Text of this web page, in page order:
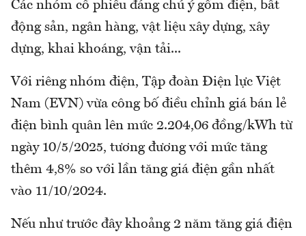
Các nhóm cổ phiếu đáng chú ý gồm điện, bất
động sản, ngân hàng, vật liệu xây dựng, xây
dựng, khai khoáng, vận tải...
Với riêng nhóm điện, Tập đoàn Điện lực Việt
Nam (EVN) vừa công bố điều chỉnh giá bán lẻ
điện bình quân lên mức 2.204,06 đồng/kWh từ
ngày 10/5/2025, tương đương với mức tăng
thêm 4,8% so với lần tăng giá điện gần nhất
vào 11/10/2024.
Nếu như trước đây khoảng 2 năm tăng giá điện